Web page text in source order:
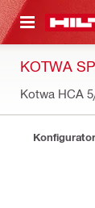
KOTWA
Kotwa HCA
Konfigurator